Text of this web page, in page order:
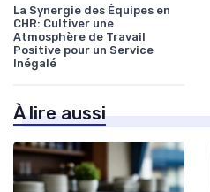
La Synergie des Équipes en
CHR: Cultiver une
Atmosphère de Travail
Positive pour un Service
Inégalé
À lire aussi